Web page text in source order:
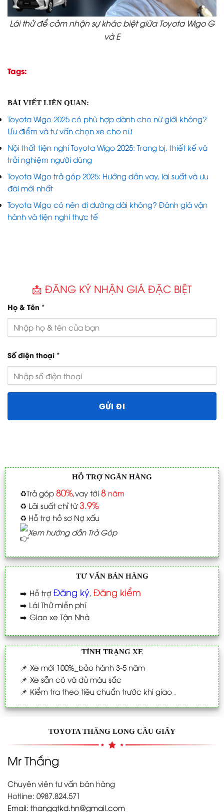
Lái thử để cảm nhận sự khác biệt giữa Toyota Wigo G
và E
Tags:
BÀI VIẾT LIÊN QUAN:
Toyota Wigo 2025 có phù hợp dành cho nữ giới không?
Ưu điểm và tư vấn chọn xe cho nữ
Nội thất tiện nghi Toyota Wigo 2025: Trang bị, thiết kế và
trải nghiệm người dùng
Toyota Wigo trả góp 2025: Hướng dẫn vay, lãi suất và ưu
đãi mới nhất
Toyota Wigo có nên đi đường dài không? Đánh giá vận
hành và tiện nghi thực tế
📩 ĐĂNG KÝ NHẬN GIÁ ĐẶC BIỆT
Họ & Tên *
Số điện thoại *
HỖ TRỢ NGÂN HÀNG
♻️Trả góp 80%,vay tới 8năm
♻️ Lãi suất chỉ từ3.9%
♻️ Hỗ trợ hồ sơ Nợ xấu
Xem hướng dẫn Trả Góp
TƯ VẤN BÁN HÀNG
➡️ Hỗ trợ Đăng ký, Đăng kiểm
➡️ Lái Thử miễn phí
➡️ Giao xe Tận Nhà
TÌNH TRẠNG XE
📌 Xe mới 100%_bảo hành 3-5 năm
📌 Xe sẵn có và đủ màu sắc
📌 Kiểm tra theo tiêu chuẩn trước khi giao .
TOYOTA THĂNG LONG CẦU GIẤY
Mr Thắng
Chuyên viên tư vấn bán hàng
Hotline: 0987.824.571
Email: thangqtkd.hn@gmail.com